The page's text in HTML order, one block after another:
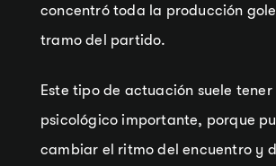
concentró toda la producción
tramo del partido.
Este tipo de actuación suele
psicológico importante, porque
cambiar el ritmo del encuentro y